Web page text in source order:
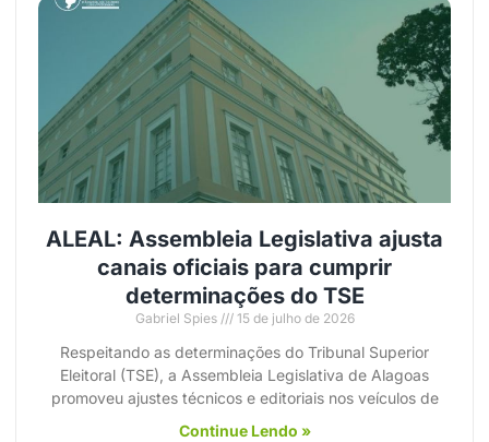
ALEAL: Assembleia Legislativa ajusta
canais oficiais para cumprir
determinações do TSE
Gabriel Spies 15 de julho de 2026
Respeitando as determinações do Tribunal Superior
Eleitoral (TSE), a Assembleia Legislativa de Alagoas
promoveu ajustes técnicos e editoriais nos veículos de
Continue Lendo »